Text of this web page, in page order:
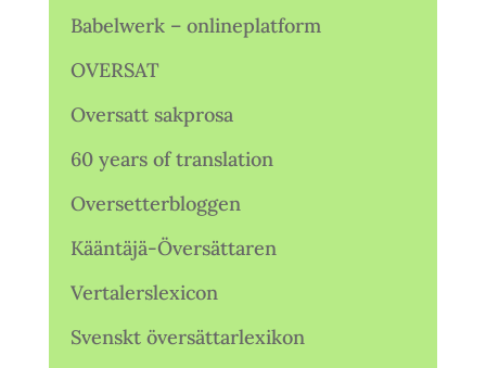
Babelwerk – onlineplatform
OVERSAT
Oversatt sakprosa
60 years of translation
Oversetterbloggen
Kääntäjä-Översättaren
Vertalerslexicon
Svenskt översättarlexikon